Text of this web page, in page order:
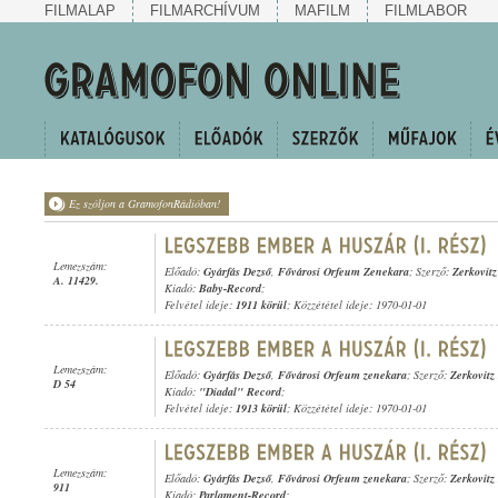
FILMALAP FILMARCHÍVUM MAFILM FILMLABOR
Ez szóljon a GramofonRádióban!
Lemezszám:
A. 11429.
Előadó: Gyárfás Dezső, Fővárosi Orfeum Zenekara; Szerző:
Kiadó: Baby-Record;
Felvétel ideje: 1911 körül; Közzététel ideje: 1970-01-01
Lemezszám:
D 54
Előadó: Gyárfás Dezső, Fővárosi Orfeum zenekara; Szerző: Zerkovitz
Kiadó: "Diadal" Record;
Felvétel ideje: 1913 körül; Közzététel ideje: 1970-01-01
Lemezszám:
911
Előadó: Gyárfás Dezső, Fővárosi Orfeum zenekara; Szerző: Zerkovitz
Kiadó: Parlament-Record;